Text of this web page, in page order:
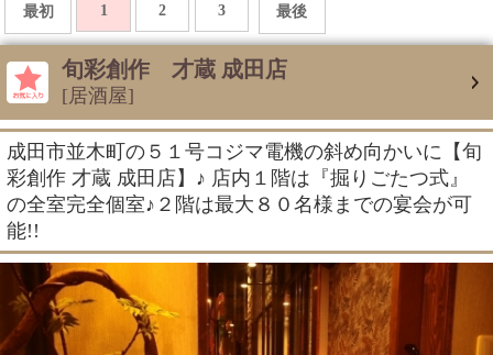
最初 1 2 3 最後
旬彩創作 才蔵 成田店
[居酒屋]
成田市並木町の５１号コジマ電機の斜め向かいに【旬
彩創作 才蔵 成田店】♪ 店内１階は『掘りごたつ式』
の全室完全個室♪２階は最大８０名様までの宴会が可
能!!